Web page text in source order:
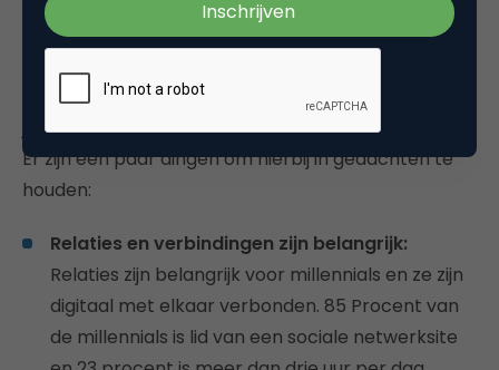
marketing
engagementstrategieën over de hele ‘buyer’s
journey’ evalueren met een ‘millenniale mentaliteit’.
Er zijn een paar dingen om hierbij in gedachten te
houden:
Relaties en verbindingen zijn belangrijk:
Relaties zijn belangrijk voor millennials en ze zijn
digitaal met elkaar verbonden. 85 Procent van
de millennials is lid van een sociale netwerksite